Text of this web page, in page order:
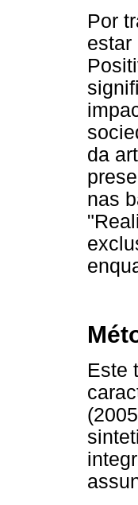
Por
estar
da
nas
Este